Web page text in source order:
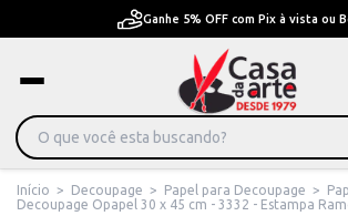
Ganhe 5% OFF com Pix à vista ou
Início > Decoupage > Papel para Decoupage >
Decoupage Opapel 30 x 45 cm - 3332 - Estampa